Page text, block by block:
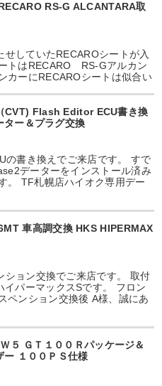
RS-G ALCANTARA取
していたRECAROシートが入
トはRECARO RS-Gアルカン
カーにRECAROシートは似合い
CVT) Flash Editor ECU書き換
ター＆プラグ交換
書き換えでご来店です。 すで
データーをインストール済み
。 TF札幌店ハイオク専用デー
車高調交換 HKS HIPERMAX
ション交換でご来店です。 取付
パーマックスSです。 フロン
ペンション交換後 A様、誠にあ
５ ＧＴ１００Ｒパッケージ＆
ー １００ＰＳ仕様